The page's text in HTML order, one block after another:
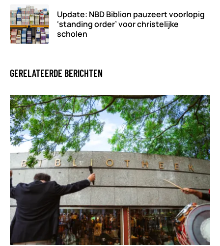
Update: NBD Biblion pauzeert voorlopig
‘standing order’ voor christelijke
scholen
GERELATEERDE BERICHTEN